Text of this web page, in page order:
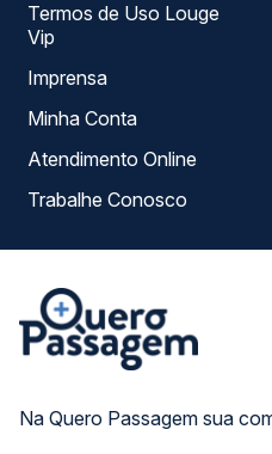
Na Quero Passagem sua
Termos de Uso Louge
Vip
Imprensa
Minha Conta
Atendimento Online
Trabalhe Conosco